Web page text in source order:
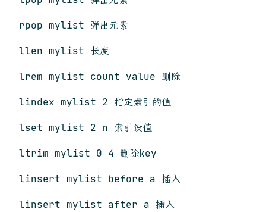
rpop mylist 弹出元素
llen mylist 长度
lrem mylist count value 删除
lindex mylist 2 指定索引的值
lset mylist 2 n 索引设值
ltrim mylist 0 4 删除key
linsert mylist before a 插入
linsert mylist after a 插入